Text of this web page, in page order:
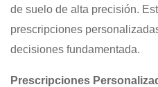
de suelo de alta precisión.
prescripciones
decisiones fundamentada.
Prescripciones